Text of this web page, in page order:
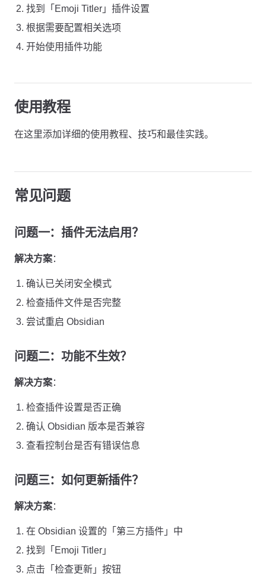
找到「Emoji Titler」插件设置
根据需要配置相关选项
开始使用插件功能
使用教程
在这里添加详细的使用教程、技巧和最佳实践。
常见问题
问题一：插件无法启用？
解决方案：
确认已关闭安全模式
检查插件文件是否完整
尝试重启 Obsidian
问题二：功能不生效？
解决方案：
检查插件设置是否正确
确认 Obsidian 版本是否兼容
查看控制台是否有错误信息
问题三：如何更新插件？
解决方案：
在 Obsidian 设置的「第三方插件」中
找到「Emoji Titler」
点击「检查更新」按钮